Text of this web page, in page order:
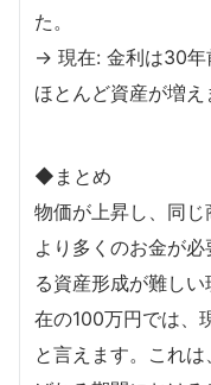
た。
→ 現在: 金利は30年
ほとんど資産が増え
◆まとめ
物価が上昇し、同
より多くのお金が
る資産形成が難し
在の100万円では、
と言えます。これ